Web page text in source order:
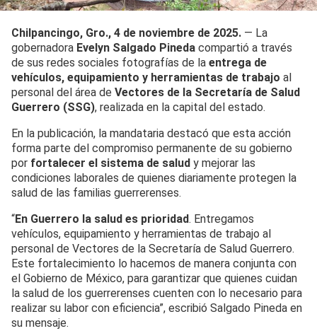
Chilpancingo, Gro., 4 de noviembre de 2025. — La
gobernadora Evelyn Salgado Pineda compartió a través
de sus redes sociales fotografías de la entrega de
vehículos, equipamiento y herramientas de trabajo al
personal del área de Vectores de la Secretaría de Salud
Guerrero (SSG), realizada en la capital del estado.
En la publicación, la mandataria destacó que esta acción
forma parte del compromiso permanente de su gobierno
por fortalecer el sistema de salud y mejorar las
condiciones laborales de quienes diariamente protegen la
salud de las familias guerrerenses.
“En Guerrero la salud es prioridad. Entregamos
vehículos, equipamiento y herramientas de trabajo al
personal de Vectores de la Secretaría de Salud Guerrero.
Este fortalecimiento lo hacemos de manera conjunta con
el Gobierno de México, para garantizar que quienes cuidan
la salud de los guerrerenses cuenten con lo necesario para
realizar su labor con eficiencia”, escribió Salgado Pineda en
su mensaje.